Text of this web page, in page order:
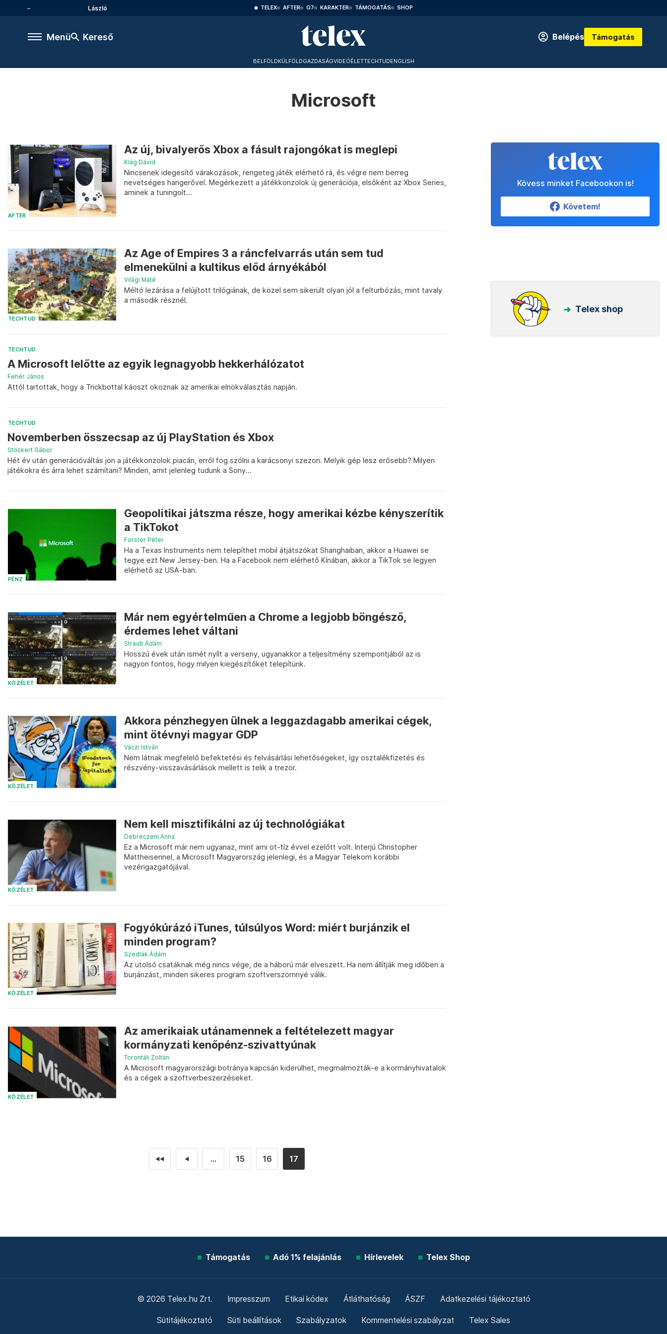
László TELEX AFTER G7 KARAKTER TÁMOGATÁS SHOP
Menü Kereső Belépés Támogatás
BELFÖLDKÜLFÖLDGAZDASÁGVIDEÓÉLETTECHTUDENGLISH
Microsoft
AFTER
Az új, bivalyerős Xbox a fásult rajongókat is meglepi
Klág Dávid
Nincsenek idegesítő várakozások, rengeteg játék elérhető rá, és végre nem berreg
nevetséges hangerővel. Megérkezett a játékkonzolok új generációja, elsőként az Xbox Series,
aminek a tuningolt...
TECHTUD
Az Age of Empires 3 a ráncfelvarrás után sem tud
elmenekülni a kultikus előd árnyékából
Világi Máté
Méltó lezárása a felújított trilógiának, de közel sem sikerült olyan jól a felturbózás, mint tavaly
a második résznél.
TECHTUD
A Microsoft lelőtte az egyik legnagyobb hekkerhálózatot
Fehér János
Attól tartottak, hogy a Trickbottal káoszt okoznak az amerikai elnökválasztás napján.
TECHTUD
Novemberben összecsap az új PlayStation és Xbox
Stöckert Gábor
Hét év után generációváltás jön a játékkonzolok piacán, erről fog szólni a karácsonyi szezon. Melyik gép lesz erősebb? Milyen
játékokra és árra lehet számítani? Minden, amit jelenleg tudunk a Sony...
PÉNZ
Geopolitikai játszma része, hogy amerikai kézbe kényszerítik
a TikTokot
Forster Péter
Ha a Texas Instruments nem telepíthet mobil átjátszókat Shanghaiban, akkor a Huawei se
tegye ezt New Jersey-ben. Ha a Facebook nem elérhető Kínában, akkor a TikTok se legyen
elérhető az USA-ban.
KÖZÉLET
Már nem egyértelműen a Chrome a legjobb böngésző,
érdemes lehet váltani
Straub Ádám
Hosszú évek után ismét nyílt a verseny, ugyanakkor a teljesítmény szempontjából az is
nagyon fontos, hogy milyen kiegészítőket telepítünk.
KÖZÉLET
Akkora pénzhegyen ülnek a leggazdagabb amerikai cégek,
mint ötévnyi magyar GDP
Váczi István
Nem látnak megfelelő befektetési és felvásárlási lehetőségeket, így osztalékfizetés és
részvény-visszavásárlások mellett is telik a trezor.
KÖZÉLET
Nem kell misztifikálni az új technológiákat
Debreczeni Anna
Ez a Microsoft már nem ugyanaz, mint ami öt-tíz évvel ezelőtt volt. Interjú Christopher
Mattheisennel, a Microsoft Magyarország jelenlegi, és a Magyar Telekom korábbi
vezérigazgatójával.
KÖZÉLET
Fogyókúrázó iTunes, túlsúlyos Word: miért burjánzik el
minden program?
Szedlák Ádám
Az utolsó csatáknak még nincs vége, de a háború már elveszett. Ha nem állítják meg időben a
burjánzást, minden sikeres program szoftverszörnnyé válik.
KÖZÉLET
Az amerikaiak utánamennek a feltételezett magyar
kormányzati kenőpénz-szivattyúnak
Torontáli Zoltán
A Microsoft magyarországi botránya kapcsán kiderülhet, megmalmozták-e a kormányhivatalok
és a cégek a szoftverbeszerzéseket.
◄◄ ◄ ... 15 16 17
Kövess minket Facebookon is!
Követem!
Telex shop
Támogatás Adó 1% felajánlás Hírlevelek Telex Shop
© 2026 Telex.hu Zrt. Impresszum Etikai kódex Átláthatóság ÁSZF Adatkezelési tájékoztató
Sütitájékoztató Süti beállítások Szabályzatok Kommentelési szabályzat Telex Sales